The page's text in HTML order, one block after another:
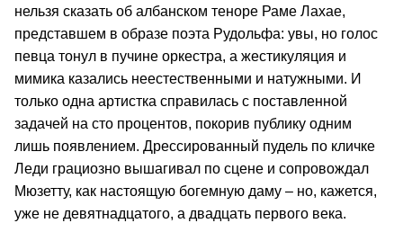
нельзя сказать об албанском теноре Раме Лахае,
представшем в образе поэта Рудольфа: увы, но голос
певца тонул в пучине оркестра, а жестикуляция и
мимика казались неестественными и натужными. И
только одна артистка справилась с поставленной
задачей на сто процентов, покорив публику одним
лишь появлением. Дрессированный пудель по кличке
Леди грациозно вышагивал по сцене и сопровождал
Мюзетту, как настоящую богемную даму – но, кажется,
уже не девятнадцатого, а двадцать первого века.